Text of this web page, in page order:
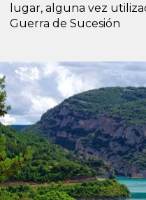
lugar, alguna vez
Guerra de Sucesión